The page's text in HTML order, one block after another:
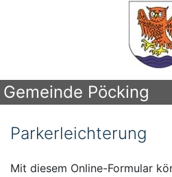
Gemeinde Pöcking
Parkerleichterung
Mit diesem Online-Formular